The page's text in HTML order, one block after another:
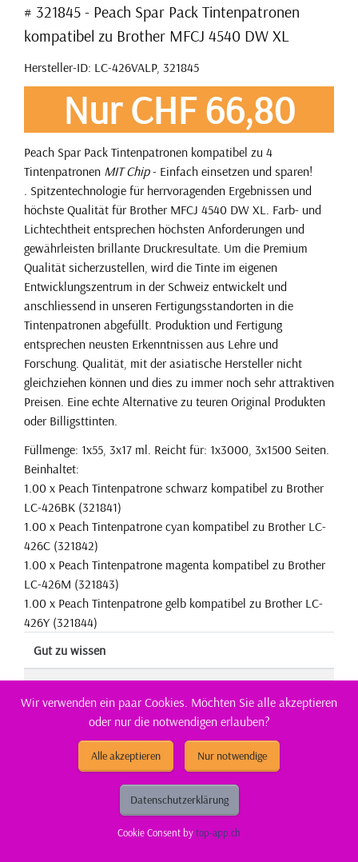
# 321845 - Peach Spar Pack Tintenpatronen
kompatibel zu Brother MFCJ 4540 DW XL
Hersteller-ID: LC-426VALP, 321845
Nur CHF 66,80
Peach Spar Pack Tintenpatronen kompatibel zu 4
Tintenpatronen MIT Chip- Einfach einsetzen und sparen!
. Spitzentechnologie für herrvoragenden Ergebnissen und
höchste Qualität für Brother MFCJ 4540 DW XL. Farb- und
Lichtechtheit entsprechen höchsten Anforderungen und
gewährleisten brillante Druckresultate. Um die Premium
Qualität sicherzustellen, wird die Tinte im eigenen
Entwicklungszentrum in der Schweiz entwickelt und
anschliessend in unseren Fertigungsstandorten in die
Tintenpatronen abgefüllt. Produktion und Fertigung
entsprechen neusten Erkenntnissen aus Lehre und
Forschung. Qualität, mit der asiatische Hersteller nicht
gleichziehen können und dies zu immer noch sehr attraktiven
Preisen. Eine echte Alternative zu teuren Original Produkten
oder Billigsttinten.
Füllmenge: 1x55, 3x17 ml. Reicht für: 1x3000, 3x1500 Seiten.
Beinhaltet:
1.00 x Peach Tintenpatrone schwarz kompatibel zu Brother
LC-426BK (321841)
1.00 x Peach Tintenpatrone cyan kompatibel zu Brother LC-
426C (321842)
1.00 x Peach Tintenpatrone magenta kompatibel zu Brother
LC-426M (321843)
1.00 x Peach Tintenpatrone gelb kompatibel zu Brother LC-
426Y (321844)
Gut zu wissen
Standard
Hersteller Adresse:
Tuchorazska 1347, 28201
Cesky Brod, CZ
Hersteller Kontakt: info@buttner.cz
Wir verwenden ein paar Cookies. Möchten Sie alle akzeptieren
oder nur die notwendigen erlauben?
Alle akzeptieren Nur notwendige
Datenschutzerklärung
Cookie Consent bytop-app.ch